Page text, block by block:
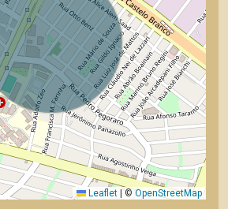
Leaflet ©OpenStreetMap